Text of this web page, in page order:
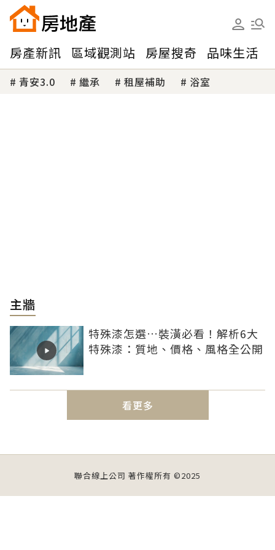
房產新訊 區域觀測站 房屋搜奇 品味生活
青安3.0 繼承 租屋補助 浴室
主牆
特殊漆怎選…裝潢必看！解析6大
特殊漆：質地、價格、風格全公開
看更多
聯合線上公司 著作權所有 ©2025